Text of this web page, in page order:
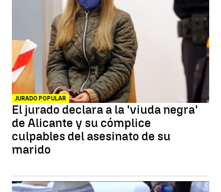
JURADO POPULAR
El jurado declara a la 'viuda negra'
de Alicante y su cómplice
culpables del asesinato de su
marido